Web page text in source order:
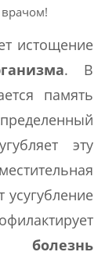
истощение
. В
память
эту
усугубление
– болезнь